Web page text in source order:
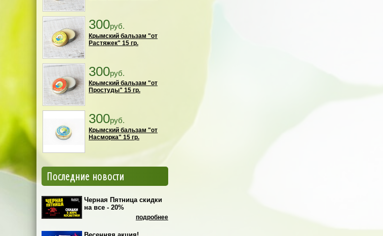
300руб.
Крымский бальзам "от
Растяжек" 15 гр.
300руб.
Крымский бальзам "от
Простуды" 15 гр.
300руб.
Крымский бальзам "от
Насморка" 15 гр.
Последние новости
Черная Пятница скидки
на все - 20%
подробнее